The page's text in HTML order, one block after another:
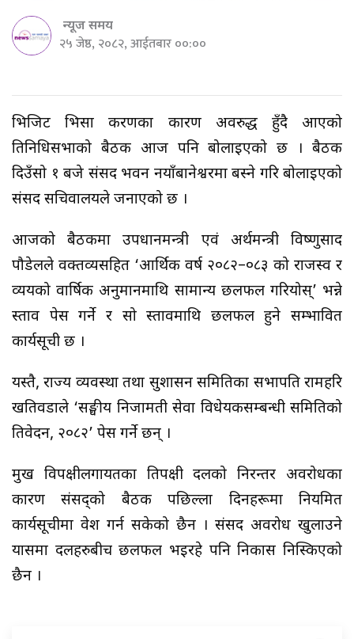
न्यूज समय
२५ जेष्ठ, २०८२, आईतबार ००:००
भिजिट भिसा प्रकरणका कारण अवरुद्ध हुँदै आएको
प्रतिनिधिसभाको बैठक आज पनि बोलाइएको छ । बैठक
दिउँसो १ बजे संसद भवन नयाँबानेश्वरमा बस्ने गरि बोलाइएको
संसद सचिवालयले जनाएको छ ।
आजको बैठकमा उपप्रधानमन्त्री एवं अर्थमन्त्री विष्णुप्रसाद
पौडेलले वक्तव्यसहित ‘आर्थिक वर्ष २०८२–०८३ को राजस्व र
व्ययको वार्षिक अनुमानमाथि सामान्य छलफल गरियोस्’ भन्ने
प्रस्ताव पेस गर्ने र सो प्रस्तावमाथि छलफल हुने सम्भावित
कार्यसूची छ ।
यस्तै, राज्य व्यवस्था तथा सुशासन समितिका सभापति रामहरि
खतिवडाले ‘सङ्घीय निजामती सेवा विधेयकसम्बन्धी समितिको
प्रतिवेदन, २०८२’ पेस गर्ने छन् ।
प्रमुख विपक्षीलगायतका प्रतिपक्षी दलको निरन्तर अवरोधका
कारण संसद्को बैठक पछिल्ला दिनहरूमा नियमित
कार्यसूचीमा प्रवेश गर्न सकेको छैन । संसद अवरोध खुलाउने
प्रयासमा दलहरुबीच छलफल भइरहे पनि निकास निस्किएको
छैन ।